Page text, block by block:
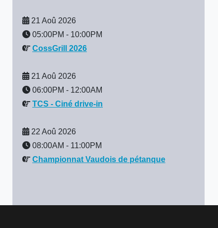
21 Aoû 2026
05:00PM - 10:00PM
CossGrill 2026
21 Aoû 2026
06:00PM - 12:00AM
TCS - Ciné drive-in
22 Aoû 2026
08:00AM - 11:00PM
Championnat Vaudois de pétanque